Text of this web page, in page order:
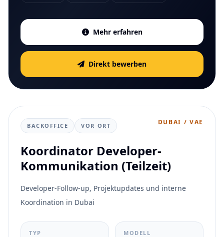
Mehr erfahren
Direkt bewerben
BACKOFFICE VOR ORT DUBAI / VAE
Koordinator Developer-
Kommunikation (Teilzeit)
Developer-Follow-up, Projektupdates und interne
Koordination in Dubai
TYP MODELL